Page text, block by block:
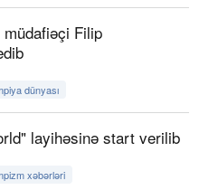
müdafiəçi Filip
dünyası
layihəsinə start verilib
xəbərləri